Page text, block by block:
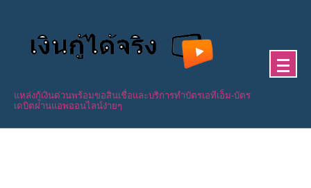
แหล่งกู้เงินด่วนพร้อมขอสินเชื่อและบริการทำบัตรเอทีเอ็ม-บัตร
เดบิตผ่านแอพออนไลน์ง่ายๆ